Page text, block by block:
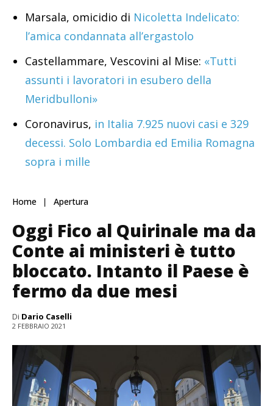
Marsala, omicidio di Nicoletta Indelicato:
l’amica condannata all’ergastolo
Castellammare, Vescovini al Mise: «Tutti
assunti i lavoratori in esubero della
Meridbulloni»
Coronavirus, in Italia 7.925 nuovi casi e 329
decessi. Solo Lombardia ed Emilia Romagna
sopra i mille
Home Apertura
Oggi Fico al Quirinale ma da
Conte ai ministeri è tutto
bloccato. Intanto il Paese è
fermo da due mesi
Di Dario Caselli
2 FEBBRAIO 2021